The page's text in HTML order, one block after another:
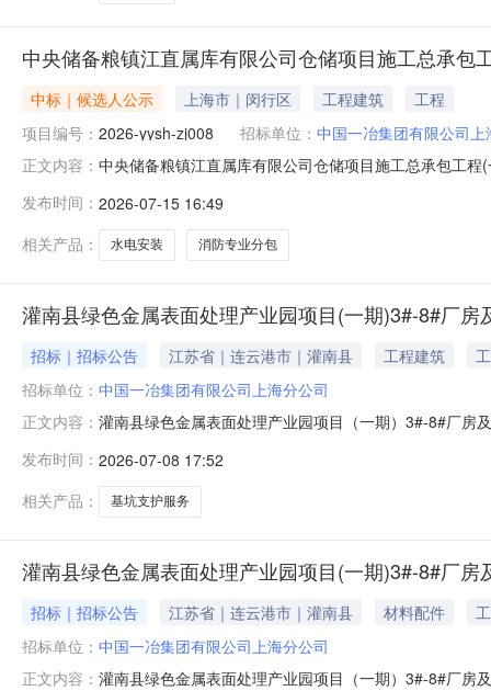
中央储备粮镇江直属库有限公司仓储项目施工总承
中标｜候选人公示 上海市｜闵行区 工程建筑
工程
项目编号： 2026-yysh-zj008 招标单位： 中国一冶集团有限公司上
正文内容： 中央储备粮镇江直属库有限公司仓储项目施工总承包工
目土建施工总承包工程(一标段)水电安装及消防专业分包
集团有限公司上海分公
发布时间： 2026-07-15 16:49
相关产品：
水电安装 消防专业分包
灌南县绿色金属表面处理产业园项目(一期)3#-8#厂
招标｜招标公告 江苏省｜连云港市｜灌南县 工程建筑
招标单位： 中国一冶集团有限公司上海分公司
正文内容： 灌南县绿色金属表面处理产业园项目（一期）3#-8#厂房
发布时间： 2026-07-08 17:52
相关产品：
基坑支护服务
灌南县绿色金属表面处理产业园项目(一期)3#-8#厂
招标｜招标公告 江苏省｜连云港市｜灌南县 材料配件
招标单位： 中国一冶集团有限公司上海分公司
正文内容： 灌南县绿色金属表面处理产业园项目（一期）3#-8#厂房